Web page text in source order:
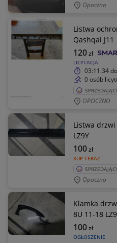
Opoczno
Listwa
Qashqai J11
LICYTACJA
120zł
03:11:34
0 osób
OPOCZNO
Listwa
LZ9Y
KUP TERAZ
100zł
Opoczno
Klamka
8U 11-18
OGŁOSZENIE
100zł